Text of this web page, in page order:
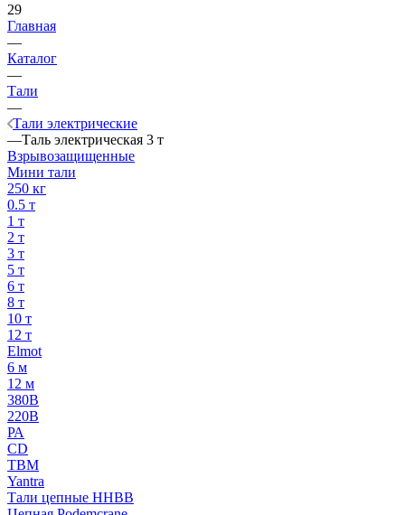
29
Главная
—
Каталог
—
Тали
—
Тали электрические
—Таль электрическая 3 т
Взрывозащищенные
Мини тали
250 кг
0.5 т
1 т
2 т
3 т
5 т
6 т
8 т
10 т
12 т
Elmot
6 м
12 м
380В
220В
РА
CD
TBM
Yantra
Тали цепные HHBB